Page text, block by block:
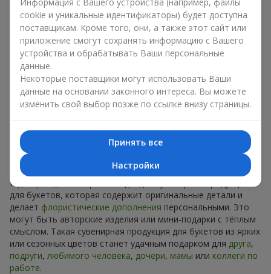
Сувениры к букетам на разные
праздники
Праздник задаёт настроение, а сувенирная продукция для
букетов его подчёркивает. Именно поэтому сувениры к
цветам часто выбирают с учётом даты и события. В нашем
ассортименте найдётся сувенирная продукция для букетов,
которая подойдёт к любому празднику и может быть
рассчитана на любой бюджет.
Сувенирная продукция к
букетам на День рождения
К
для букетов, которая содержит оригинальные детали и
делает флористические дополнения персональными. Это
могут быть авторские изделия или мини-подарки с тёплым
смыслом. Такая сувенирная продукция для букетов из ярких
или сезонных цветов станет удачным подарком для друга,
подруги, любимого человека, дочери, мамы или коллеги по
работе.
cookie и уникальные идентификаторы) будет доступна
поставщикам. Кроме того, они, а также этот сайт или
приложение смогут сохранять информацию с Вашего
устройства и обрабатывать Ваши персональные
данные.
Некоторые поставщики могут использовать Ваши
данные на основании законного интереса. Вы можете
изменить свой выбор позже по ссылке внизу страницы.
Принять все
Настройки